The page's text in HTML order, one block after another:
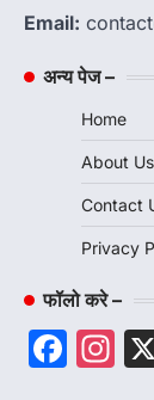
Email:
अन्य पेज –
Home
About Us
Contact
Privacy
फॉलो करे –